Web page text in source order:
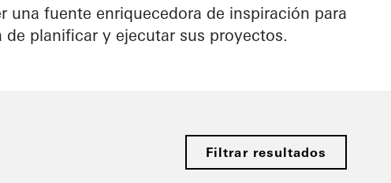
una fuente enriquecedora de inspiración para
de planificar y ejecutar sus proyectos.
Filtrar resultados